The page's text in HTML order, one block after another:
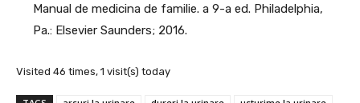
Manual de medicina de familie. a 9-a ed. Philadelphia,
Pa.: Elsevier Saunders; 2016.
Visited 46 times, 1 visit(s) today